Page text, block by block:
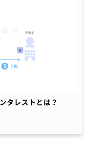
タレストとは？